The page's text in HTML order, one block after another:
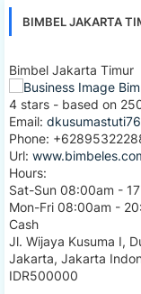
BIMBEL JAKARTA
Bimbel Jakarta Timur
4 stars - based on
Email:
Phone:
Url:
Hours:
Sat-Sun 08:00am -
Mon-Fri 08:00am -
Cash
Jl. Wijaya Kusuma I,
Jakarta, Jakarta
IDR500000